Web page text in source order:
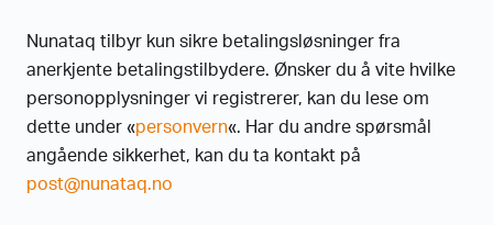
Nunataq tilbyr kun sikre betalingsløsninger fra
anerkjente betalingstilbydere. Ønsker du å vite hvilke
personopplysninger vi registrerer, kan du lese om
dette under «personvern«. Har du andre spørsmål
angående sikkerhet, kan du ta kontakt på
post@nunataq.no